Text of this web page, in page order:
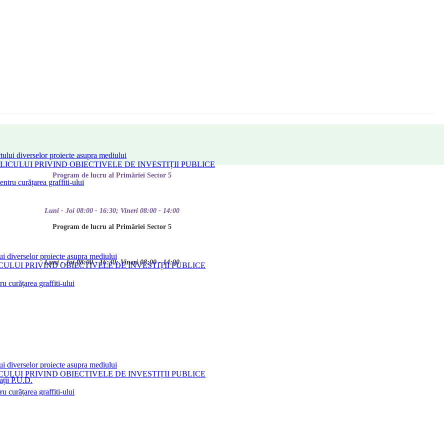
diverselor proiecte asupra mediului
PRIVIND OBIECTIVELE DE INVESTIȚII PUBLICE
curățarea graffiti-ului
P.U.D.
Program de lucru al Primăriei Sector 5
Luni - Joi 08:00 - 16:30; Vineri 08:00 - 14:00
Program de lucru al Primăriei Sector 5
Luni - Joi 08:00 - 16:30; Vineri 08:00 - 14:00
diverselor proiecte asupra mediului
PRIVIND OBIECTIVELE DE INVESTIȚII PUBLICE
curățarea graffiti-ului
diverselor proiecte asupra mediului
PRIVIND OBIECTIVELE DE INVESTIȚII PUBLICE
curățarea graffiti-ului